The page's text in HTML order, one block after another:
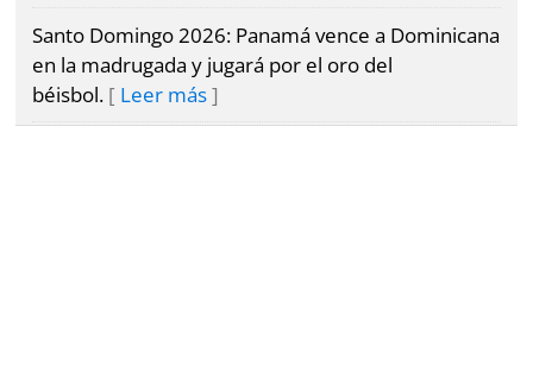
Santo Domingo 2026: Panamá vence a Dominicana
en la madrugada y jugará por el oro del
béisbol.
Leer más